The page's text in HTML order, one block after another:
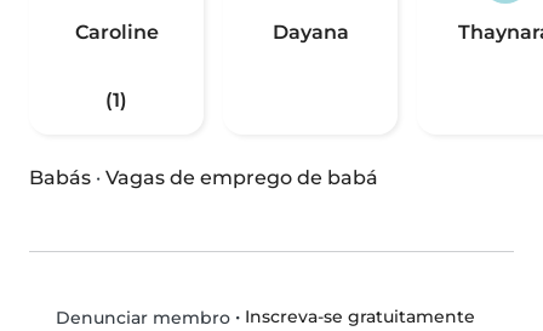
Caroline
(1)
Dayana
Babás · Vagas de emprego de babá
Denunciar membro• Inscreva-se gratuitamente